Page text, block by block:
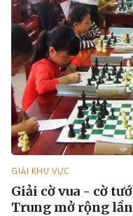
GIẢI KHU VỰC
Giải cờ vua - cờ
Trung mở rộng